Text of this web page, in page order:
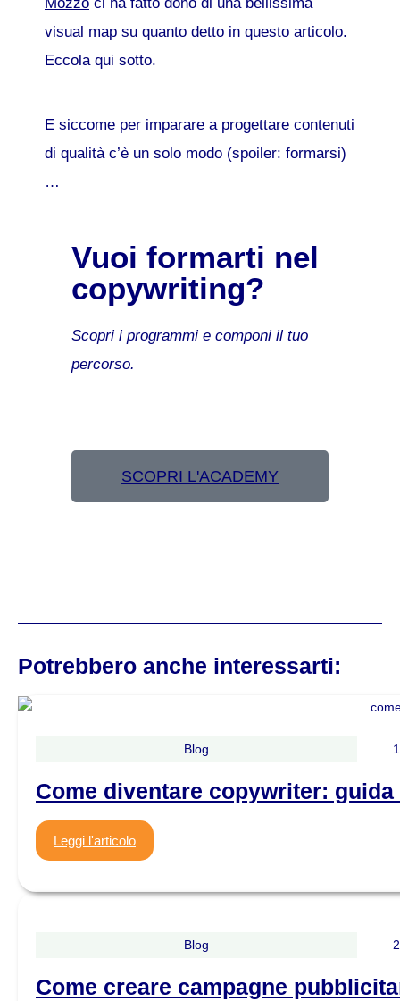
visual map su quanto detto in questo articolo.
Eccola qui sotto.
E siccome per imparare a progettare contenuti
di qualità c’è un solo modo (spoiler: formarsi)
…
Vuoi formarti nel
copywriting?
Scopri i programmi e componi il tuo
percorso.
SCOPRI L'ACADEMY
Potrebbero anche interessarti:
Blog
Come diventare copywriter: guida
Leggi l'articolo
Blog
Come creare campagne